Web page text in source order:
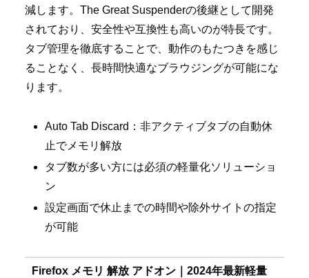
減します。The Great Suspenderの後継として開発
されており、安全性や互換性も高いのが特長です。
タブ管理を徹底することで、動作のもたつきを感じ
ることなく、長時間快適なブラウジングが可能にな
ります。
Auto Tab Discard：非アクティブタブの自動休
止でメモリ解放
タブ数が多い方には必須の軽量化ソリューショ
ン
設定画面で休止までの時間や除外サイトの指定
が可能
Firefox メモリ 解放 アドオン｜2024年最新軽量